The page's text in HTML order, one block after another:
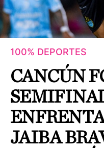
100% DEPORTES
CANCÚN
JAIBA